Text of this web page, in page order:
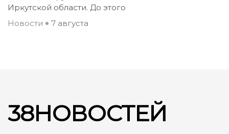
Иркутской области. До этого
Новости
7 августа
38НОВОСТЕЙ